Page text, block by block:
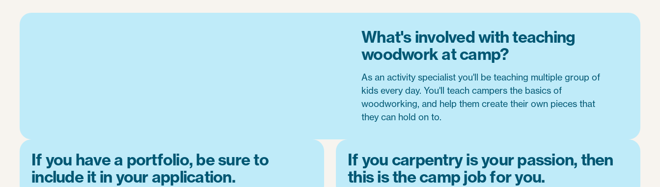
What's involved with teaching
woodwork at camp?
As an activity specialist you'll be teaching multiple group of
kids every day. You'll teach campers the basics of
woodworking, and help them create their own pieces that
they can hold on to.
If you have a portfolio, be sure to
include it in your application.
If you carpentry is your passion, then
this is the camp job for you.